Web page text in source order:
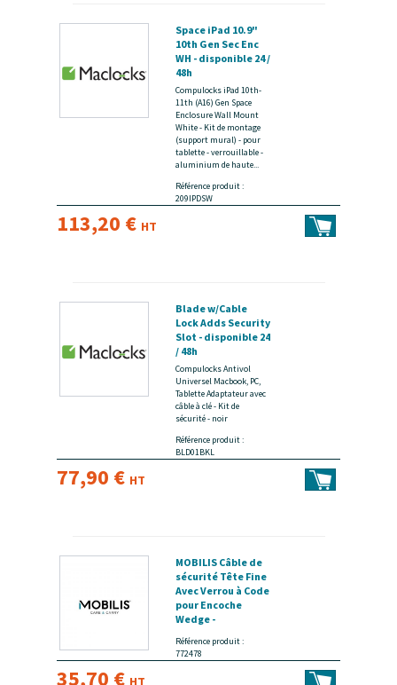
Space iPad 10.9"
10th Gen Sec Enc
WH - disponible 24 /
48h
Compulocks iPad 10th-
11th (A16) Gen Space
Enclosure Wall Mount
White - Kit de montage
(support mural) - pour
tablette - verrouillable -
aluminium de haute...
Référence produit :
209IPDSW
113,20 € HT
Blade w/Cable
Lock Adds Security
Slot - disponible 24
/ 48h
Compulocks Antivol
Universel Macbook, PC,
Tablette Adaptateur avec
câble à clé - Kit de
sécurité - noir
Référence produit :
BLD01BKL
77,90 € HT
MOBILIS Câble de
sécurité Tête Fine
Avec Verrou à Code
pour Encoche
Wedge -
Référence produit :
772478
35,70 € HT